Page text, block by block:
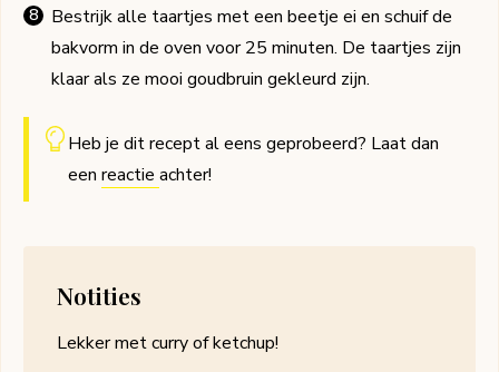
Bestrijk alle taartjes met een beetje ei en schuif de
bakvorm in de oven voor 25 minuten. De taartjes zijn
klaar als ze mooi goudbruin gekleurd zijn.
Heb je dit recept al eens geprobeerd? Laat dan
een reactie achter!
Notities
Lekker met curry of ketchup!